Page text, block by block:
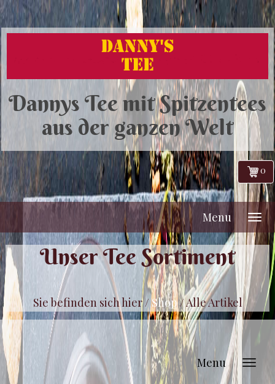
Dannys Tee mit Spitzentees
aus der ganzen Welt
0
Menu
Unser Tee Sortiment
Sie befinden sich hier /Shop/Alle Artikel
Menu